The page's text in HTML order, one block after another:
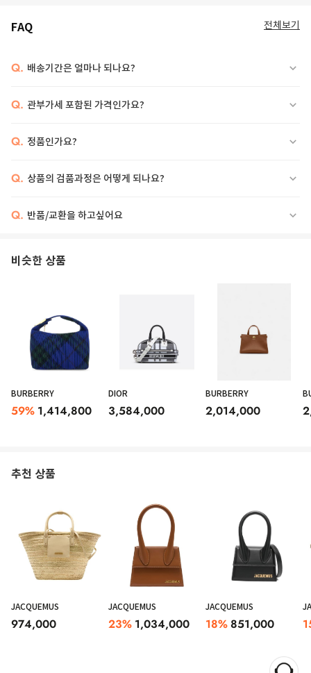
metal rigid round handles with embossed logo, internal magnetic buttons
fastening and fabric lining. Size Type: Unique
FAQ 전체보기
Q. 배송기간은 얼마나 되나요?
Q. 관부가세 포함된 가격인가요?
Q. 정품인가요?
Q. 상품의 검품과정은 어떻게 되나요?
Q. 반품/교환을 하고싶어요
비슷한 상품
BURBERRY
59% 1,414,800
DIOR
3,584,000
BURBERRY
2,014,000
추천 상품
JACQUEMUS
974,000
JACQUEMUS
23% 1,034,000
JACQUEMUS
18%851,000